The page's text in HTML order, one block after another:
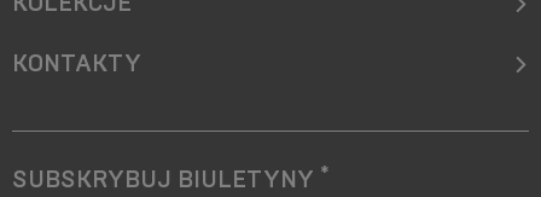
KONTAKTY
SUBSKRYBUJ BIULETYNY *